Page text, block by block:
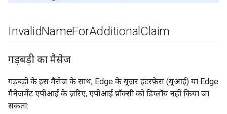
InvalidNameForAdditional Claim
गड़बड़ी का मैसेज
गड़बड़ी के इस मैसेज के साथ, Edge के यूज़र इंटरफ़ेस (यूआई) या Edge
मैनेजमेंट एपीआई के ज़रिए, एपीआई प्रॉक्सी को डिप्लॉय नहीं किया जा
सकता: